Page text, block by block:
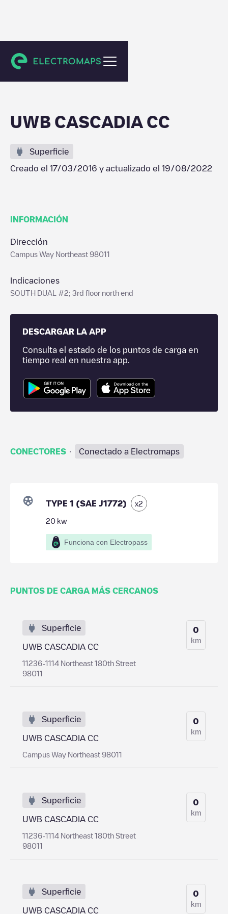
Bothell
UWB CASCADIA CC
Superficie
Creado el 17/03/2016 y actualizado el 19/08/2022
INFORMACIÓN
Dirección
Campus Way Northeast 98011
Indicaciones
SOUTH DUAL #2; 3rd floor north end
DESCARGAR LA APP
Consulta el estado de los puntos de carga en
tiempo real en nuestra app.
CONECTORES · Conectado a Electromaps
TYPE 1 (SAE J1772) x2
20 kw
Funciona con Electropass
PUNTOS DE CARGA MÁS CERCANOS
Superficie
UWB CASCADIA CC
11236-1114 Northeast 180th Street
98011
0
km
Superficie
UWB CASCADIA CC
Campus Way Northeast 98011
0
km
Superficie
UWB CASCADIA CC
11236-1114 Northeast 180th Street
98011
0
km
Superficie
UWB CASCADIA CC
0
km